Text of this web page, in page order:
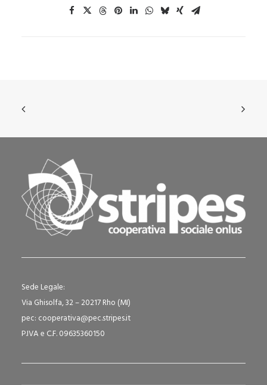
Sede Legale:
Via Ghisolfa, 32 – 20217 Rho (MI)
pec: cooperativa@pec.stripes.it
P.IVA e C.F. 09635360150